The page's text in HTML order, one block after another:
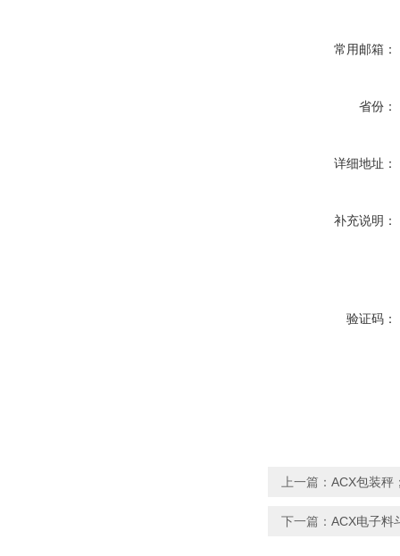
常用邮箱：
省份：
详细地址：
补充说明：
验证码：
上一篇： ACX包装秤
下一篇： ACX电子料